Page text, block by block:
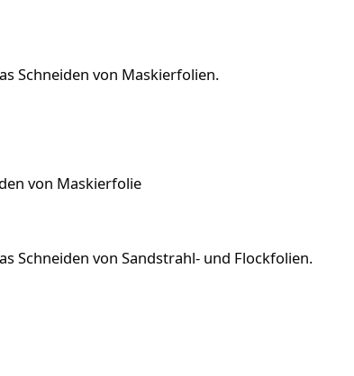
Schneiden von Maskierfolien.
von Maskierfolie
Schneiden von Sandstrahl- und Flockfolien.